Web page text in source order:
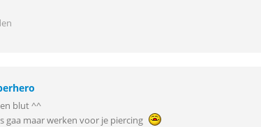
blut ^^
gaa maar werken voor je piercing